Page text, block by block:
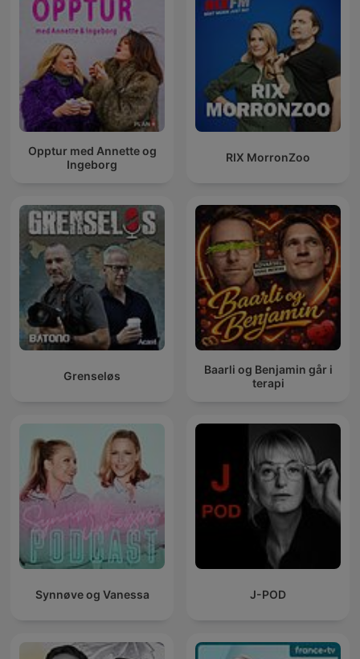
Opptur med Annette og
Ingeborg
RIX MorronZoo
Grenseløs
Baarli og Benjamin går i
terapi
Synnøve og Vanessa J-POD